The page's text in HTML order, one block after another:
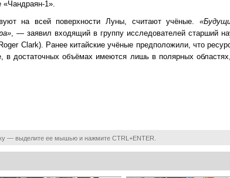
«Чандраян-1».
на всей поверхности Луны, считают учёные.
, — заявил входящий в группу исследователей старший
Clark). Ранее китайские учёные предположили, что
достаточных объёмах имеются лишь в полярных
— выделите ее мышью и нажмите CTRL+ENTER.